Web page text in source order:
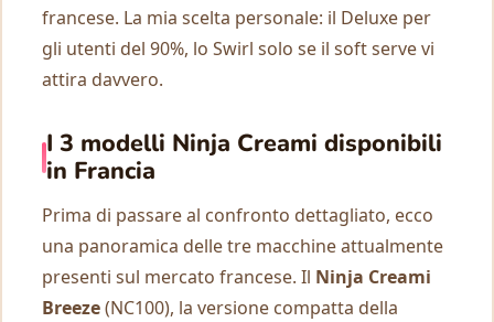
francese. La mia scelta personale: il Deluxe per
gli utenti del 90%, lo Swirl solo se il soft serve vi
attira davvero.
I 3 modelli Ninja Creami disponibili
in Francia
Prima di passare al confronto dettagliato, ecco
una panoramica delle tre macchine attualmente
presenti sul mercato francese. Il Ninja Creami
Breeze(NC100), la versione compatta della